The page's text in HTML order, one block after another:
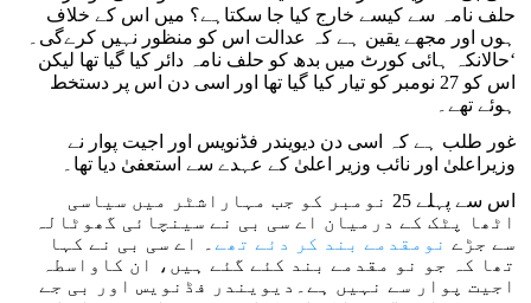
حلف نامہ سے کیسے خارج کیا جا سکتاہے؟ میں اس کے خلاف
ہوں اور مجھے یقین ہے کہ عدالت اس کو منظور نہیں کرے‌گی۔
‘حالانکہ ہائی کورٹ میں بدھ کو حلف نامہ دائر کیا گیا تھا لیکن
اس کو 27 نومبر کو تیار کیا گیا تھا اور اسی دن اس پر دستخط
ہوئے تھے۔
غور طلب ہے کہ اسی دن دیویندر فڈنویس اور اجیت پوار نے
وزیراعلیٰ اور نائب وزیر اعلیٰ کے عہدے سے استعفیٰ دیا تھا۔
اٹھا پٹک کے درمیان اے سی بی نے سینچائی گھوٹالہ
سے جڑے نومقدمے بند کر دئے تھے ۔ اے سی بی نے کہا
تھا کہ جو نو مقدمے بند کئے گئے ہیں، ان کاواسطہ
اجیت پوار سے نہیں ہے۔دیویندر فڈنویس اور بی جے